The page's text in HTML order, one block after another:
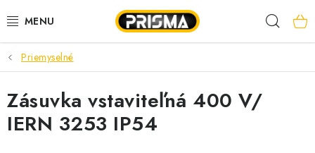
na
AKCIE
LED PÁSY
MODULÁRNE PRÍSTROJE
Priemyselné
Zásuvka vstaviteľná 400 V/
IERN 3253 IP54